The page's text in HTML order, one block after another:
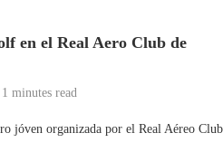
en el Real Aero Club de
1 minutes read
jóven organizada por el Real Aéreo Club